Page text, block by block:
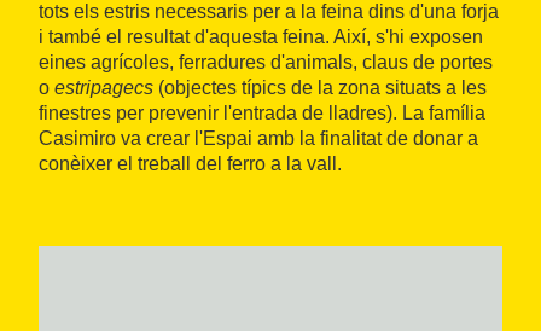
tots els estris necessaris per a la feina dins d'una forja
i també el resultat d'aquesta feina. Així, s'hi exposen
eines agrícoles, ferradures d'animals, claus de portes
o estripagecs (objectes típics de la zona situats a les
finestres per prevenir l'entrada de lladres). La família
Casimiro va crear l'Espai amb la finalitat de donar a
conèixer el treball del ferro a la vall.